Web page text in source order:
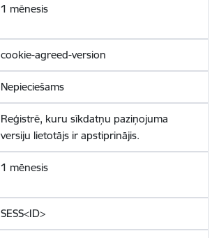
1 mēnesis
cookie-agreed-version
Nepieciešams
Reģistrē, kuru sīkdatņu paziņojuma
versiju lietotājs ir apstiprinājis.
1 mēnesis
SESS<ID>